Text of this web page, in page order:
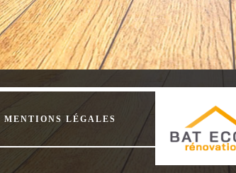
MENTIONS LÉGALES